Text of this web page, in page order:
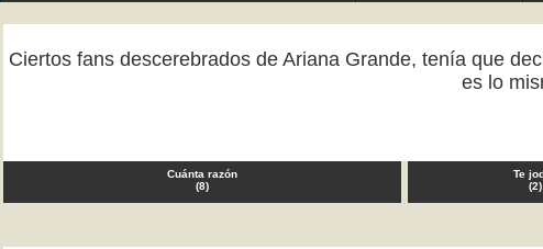
Ciertos fans descerebrados de Ariana Grande, tenía que
es lo
Cuánta razón
(8)
Te
(2)